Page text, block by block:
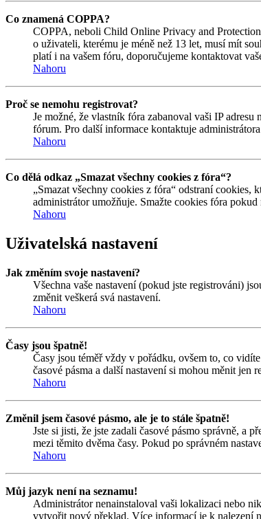
Co znamená COPPA?
COPPA, neboli Child Online Privacy and
o uživateli, kterému je méně než 13 let, musí mít
platí i na vašem fóru, doporučujeme kontaktovat
Nahoru
Proč se nemohu registrovat?
Je možné, že vlastník fóra zabanoval vaši IP
fórum. Pro další informace kontaktuje
Nahoru
Co dělá odkaz „Smazat všechny cookies z fóra“?
„Smazat všechny cookies z fóra“ odstraní
administrátor umožňuje. Smažte cookies fóra
Nahoru
Uživatelská nastavení
Jak změním svoje nastavení?
Všechna vaše nastavení (pokud jste registrováni)
změnit veškerá svá nastavení.
Nahoru
Časy jsou špatně!
Časy jsou téměř vždy v pořádku, ovšem to, co
časové pásma a další nastavení si mohou měnit
Nahoru
Změnil jsem časové pásmo, ale je to stále špatně!
Jste si jisti, že jste zadali časové pásmo správně, a
mezi těmito dvěma časy. Pokud po správném
Nahoru
Můj jazyk není na seznamu!
Administrátor nenainstaloval vaši lokalizaci nebo
vytvořit nový překlad. Více informací je k nalezení